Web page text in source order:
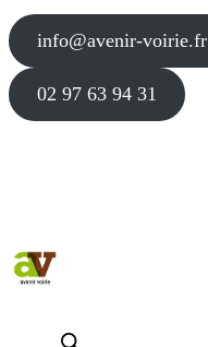
info@avenir-voirie.fr
02 97 63 94 31